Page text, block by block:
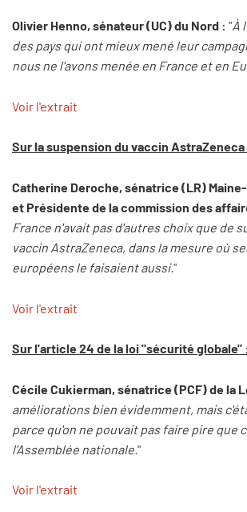
Olivier Henno, sénateur (UC) du Nord : "À
des pays qui ont mieux mené leur
nous ne l'avons menée en France et en
Voir l'extrait
Sur la suspension du vaccin AstraZeneca
Catherine Deroche, sénatrice (LR)
et Présidente de la commission des
France n'avait pas d'autres choix que de
vaccin AstraZeneca, dans la mesure où
européens le faisaient aussi."
Voir l'extrait
Sur l'article 24 de la loi "sécurité globale" :
Cécile Cukierman, sénatrice (PCF) de la
améliorations bien évidemment, mais
parce qu'on ne pouvait pas faire pire que
l'Assemblée nationale. "
Voir l'extrait